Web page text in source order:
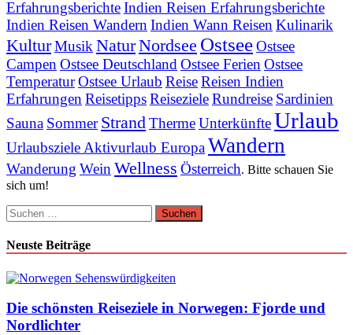
ErfahrungsberichteIndien Reisen Erfahrungsberichte
Indien Reisen Wandern Indien Wann Reisen Kulinarik
KulturMusik NaturNordsee OstseeOstsee
Campen Ostsee Deutschland Ostsee Ferien Ostsee
TemperaturOstsee Urlaub ReiseReisen Indien
Erfahrungen ReisetippsReisezieleRundreise Sardinien
Sauna Sommer StrandThermeUnterkünfteUrlaub
Urlaubsziele Aktivurlaub EuropaWandern
Wanderung Wein Wellness Österreich. Bitte schauen Sie
sich um!
Suchen
nach:
Neuste Beiträge
Die schönsten Reiseziele in Norwegen: Fjorde und
Nordlichter